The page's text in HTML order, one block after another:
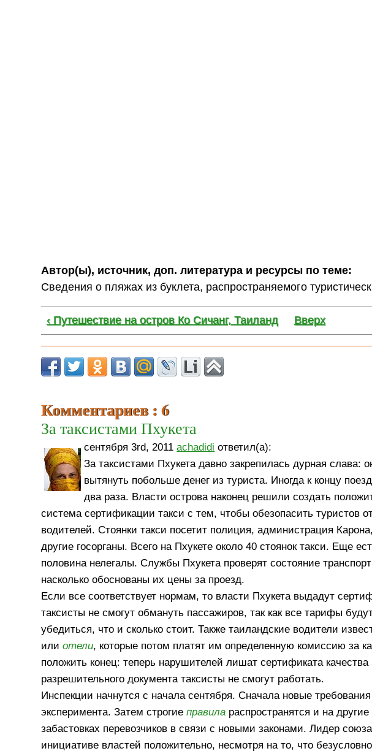
Автор(ы), источник, доп. литература и ресурсы по теме:
Сведения о пляжах из буклета, распространяемого
‹ Путешествие на остров Ко Сичанг, Таиланд Вверх
Комментариев : 6
За таксистами Пхукета
сентября 3rd, 2011achadidi ответил(а):
За таксистами Пхукета давно закрепилась дурная
вытянуть побольше денег из туриста. Иногда к концу
два раза. Власти острова наконец решили создать
система сертификации такси с тем, чтобы обезопасить туристов
водителей. Стоянки такси посетит полиция, администрация
другие госорганы. Всего на Пхукете около 40 стоянок такси. Еще
половина нелегалы. Службы Пхукета проверят состояние
насколько обоснованы их цены за проезд.
Если все соответствует нормам, то власти Пхукета выдадут
таксисты не смогут обмануть пассажиров, так как все тарифы
убедиться, что и сколько стоит. Также таиландские водители
илиотели, которые потом платят им определенную комиссию за
положить конец: теперь нарушителей лишат сертификата
разрешительного документа таксисты не смогут работать.
Инспекции начнутся с начала сентября. Сначала новые
эксперимента. Затем строгиеправила распространятся и на
забастовках перевозчиков в связи с новыми законами. Лидер
инициативе властей положительно, несмотря на то, что